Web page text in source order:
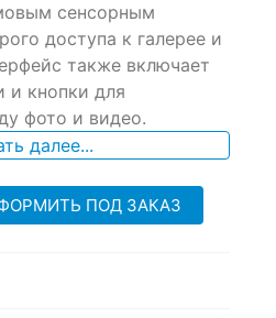
сенсорным
доступа к галерее и
также включает
и кнопки для
фото и видео.
далее...
ПОД ЗАКАЗ